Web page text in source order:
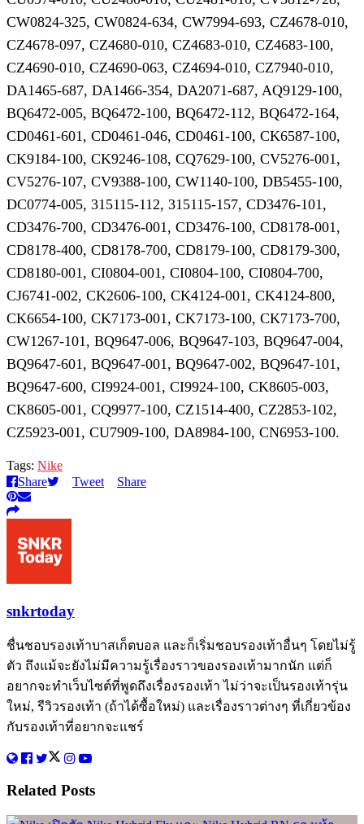
CW0824-325, CW0824-634, CW7994-693, CZ4678-010,
CZ4678-097, CZ4680-010, CZ4683-010, CZ4683-100,
CZ4690-010, CZ4690-063, CZ4694-010, CZ7940-010,
DA1465-687, DA1466-354, DA2071-687, AQ9129-100,
BQ6472-005, BQ6472-100, BQ6472-112, BQ6472-164,
CD0461-601, CD0461-046, CD0461-100, CK6587-100,
CK9184-100, CK9246-108, CQ7629-100, CV5276-001,
CV5276-107, CV9388-100, CW1140-100, DB5455-100,
DC0774-005, 315115-112, 315115-157, CD3476-101,
CD3476-700, CD3476-001, CD3476-100, CD8178-001,
CD8178-400, CD8178-700, CD8179-100, CD8179-300,
CD8180-001, CI0804-001, CI0804-100, CI0804-700,
CJ6741-002, CK2606-100, CK4124-001, CK4124-800,
CK6654-100, CK7173-001, CK7173-100, CK7173-700,
CW1267-101, BQ9647-006, BQ9647-103, BQ9647-004,
BQ9647-601, BQ9647-001, BQ9647-002, BQ9647-101,
BQ9647-600, CI9924-001, CI9924-100, CK8605-003,
CK8605-001, CQ9977-100, CZ1514-400, CZ2853-102,
CZ5923-001, CU7909-100, DA8984-100, CN6953-100.
Tags: Nike
Share
Tweet Share
snkrtoday
ชื่นชอบรองเท้าบาสเก็ตบอล และก็เริ่มชอบรองเท้าอื่นๆ โดยไม่รู้
ตัว ถึงแม้จะยังไม่มีความรู้เรื่องราวของรองเท้ามากนัก แต่ก็
อยากจะทำเว็บไซต์ที่พูดถึงเรื่องรองเท้า ไม่ว่าจะเป็นรองเท้ารุ่น
ใหม่, รีวิวรองเท้า (ถ้าได้ซื้อใหม่) และเรื่องราวต่างๆ ที่เกี่ยวข้อง
กับรองเท้าที่อยากจะแชร์
Related Posts